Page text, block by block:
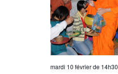
mardi 10 février de 14h30